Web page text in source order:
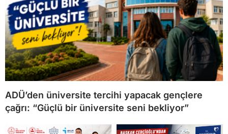
ADÜ’den üniversite tercihi yapacak gençlere
çağrı: “Güçlü bir üniversite seni bekliyor”